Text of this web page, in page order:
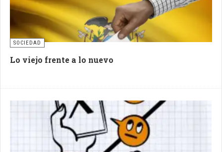
SOCIEDAD
Lo viejo frente a lo nuevo